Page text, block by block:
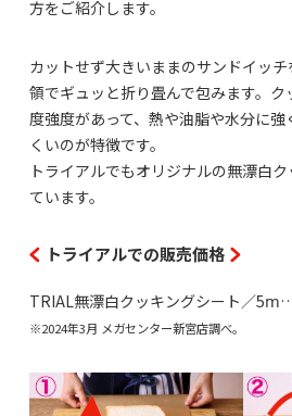
方をご紹介します。
カットせず大きいままのサンドイッ
領でギュッと折り畳んで包みます。
度強度があって、熱や油脂や水分に
くいのが特徴です。
トライアルでもオリジナルの無漂白
ています。
トライアルでの販売価格
TRIAL無漂白クッキングシート／
※2024年3月 メガセンター新宮店調べ。